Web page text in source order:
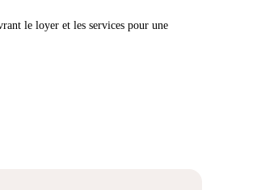
le loyer et les services pour une